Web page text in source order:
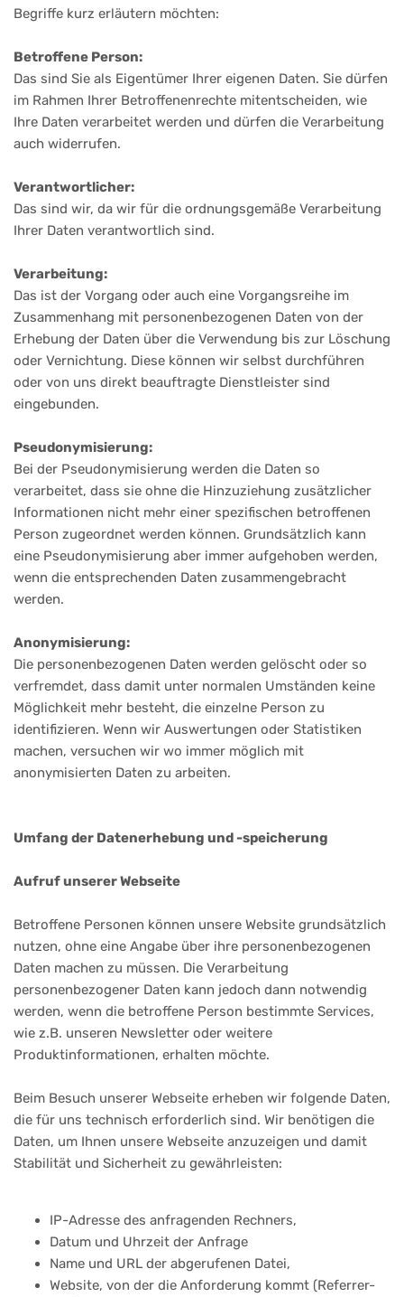
Begriffe kurz erläutern möchten:
Betroffene Person:
Das sind Sie als Eigentümer Ihrer eigenen Daten. Sie dürfen
im Rahmen Ihrer Betroffenenrechte mitentscheiden, wie
Ihre Daten verarbeitet werden und dürfen die Verarbeitung
auch widerrufen.
Verantwortlicher:
Das sind wir, da wir für die ordnungsgemäße Verarbeitung
Ihrer Daten verantwortlich sind.
Verarbeitung:
Das ist der Vorgang oder auch eine Vorgangsreihe im
Zusammenhang mit personenbezogenen Daten von der
Erhebung der Daten über die Verwendung bis zur Löschung
oder Vernichtung. Diese können wir selbst durchführen
oder von uns direkt beauftragte Dienstleister sind
eingebunden.
Pseudonymisierung:
Bei der Pseudonymisierung werden die Daten so
verarbeitet, dass sie ohne die Hinzuziehung zusätzlicher
Informationen nicht mehr einer spezifischen betroffenen
Person zugeordnet werden können. Grundsätzlich kann
eine Pseudonymisierung aber immer aufgehoben werden,
wenn die entsprechenden Daten zusammengebracht
werden.
Anonymisierung:
Die personenbezogenen Daten werden gelöscht oder so
verfremdet, dass damit unter normalen Umständen keine
Möglichkeit mehr besteht, die einzelne Person zu
identifizieren. Wenn wir Auswertungen oder Statistiken
machen, versuchen wir wo immer möglich mit
anonymisierten Daten zu arbeiten.
Umfang der Datenerhebung und -speicherung
Aufruf unserer Webseite
Betroffene Personen können unsere Website grundsätzlich
nutzen, ohne eine Angabe über ihre personenbezogenen
Daten machen zu müssen. Die Verarbeitung
personenbezogener Daten kann jedoch dann notwendig
werden, wenn die betroffene Person bestimmte Services,
wie z.B. unseren Newsletter oder weitere
Produktinformationen, erhalten möchte.
Beim Besuch unserer Webseite erheben wir folgende Daten,
die für uns technisch erforderlich sind. Wir benötigen die
Daten, um Ihnen unsere Webseite anzuzeigen und damit
Stabilität und Sicherheit zu gewährleisten:
IP-Adresse des anfragenden Rechners,
Datum und Uhrzeit der Anfrage
Name und URL der abgerufenen Datei,
Website, von der die Anforderung kommt (Referrer-